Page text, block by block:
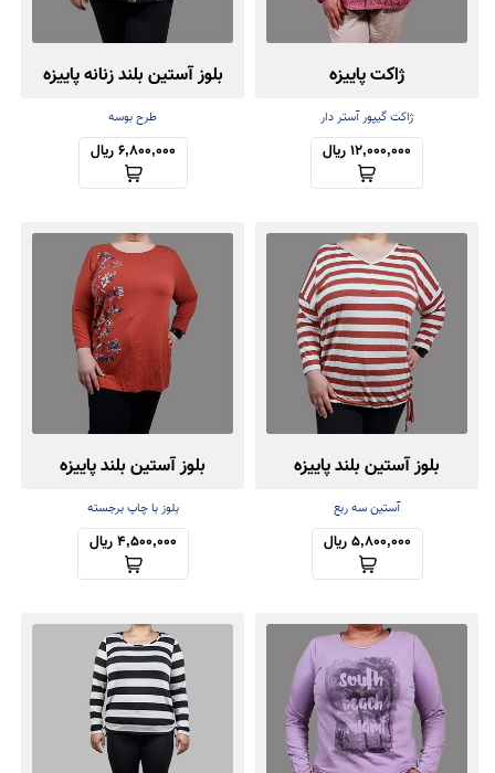
ژاکت پاییزه
ژاکت گیپور آستر دار
12,000,000 ریال
بلوز آستین بلند زنانه پاییزه
طرح بوسه
6,800,000 ریال
بلوز آستین بلند پاییزه
آستین سه ربع
5,800,000 ریال
بلوز آستین بلند پاییزه
بلوز با چاپ برجسته
4,500,000 ریال